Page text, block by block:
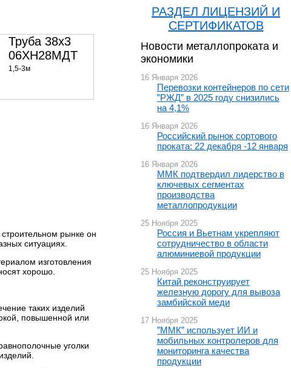
РАЗДЕЛ ЛИЦЕНЗИЙ И
СЕРТИФИКАТОВ
Новости металлопроката и
экономики
16 Января 2026
Перевозки контейнеров по сети
”РЖД” в 2025 году снизились
на 4,1%
16 Января 2026
Российский рынок сортового
проката: 22 декабря -12 января
16 Января 2026
ММК подтвердил лидерство в
ключевых сегментах
производства
металлопродукции
25 Ноября 2025
Россия и Вьетнам укрепляют
сотрудничество в области
алюминиевой продукции
25 Ноября 2025
Китай реконструирует
железную дорогу для вывоза
замбийской меди
17 Ноября 2025
”ММК” использует ИИ и
мобильных контролеров для
мониторинга качества
продукции
Труба 38х3
06ХН28МДТ
1,5-3м
рынке он
ситуациях.
изготовления
хорошо.
таких изделий
повышенной или
уголки